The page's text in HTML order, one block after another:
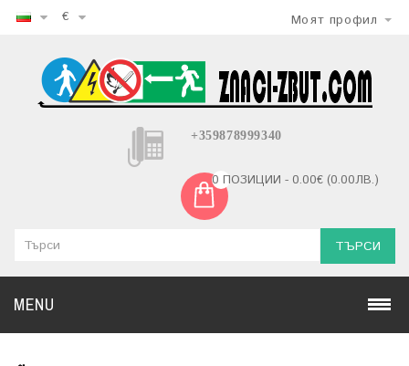
€ Моят профил
+359878999340
0 ПОЗИЦИИ - 0.00€ (0.00ЛВ.)
ТЪРСИ
MENU